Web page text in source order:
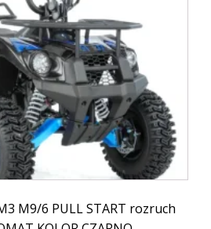
M9/6 PULL START rozruch